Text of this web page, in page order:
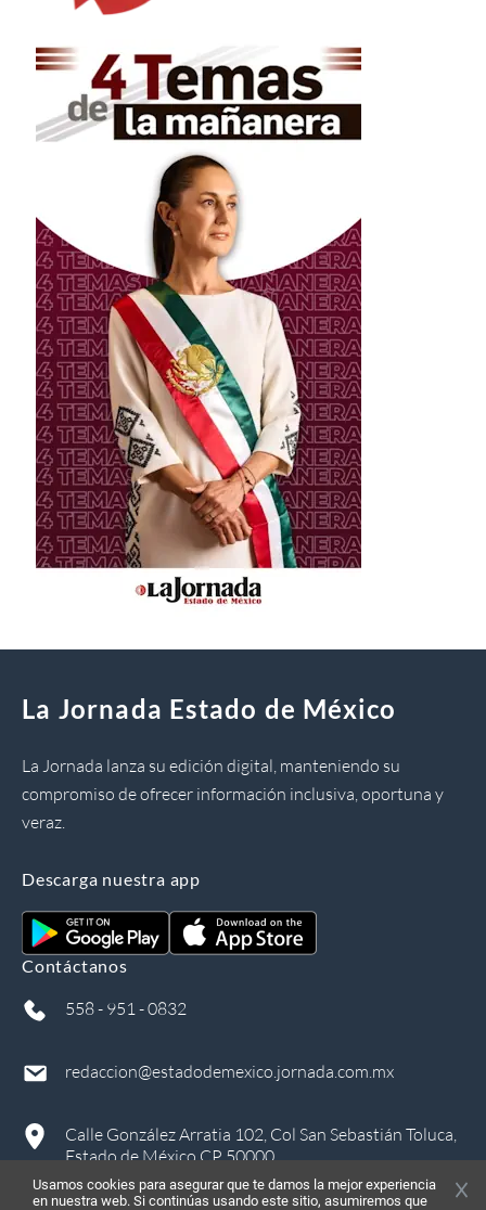
La Jornada Estado de México
La Jornada lanza su edición digital, manteniendo su
compromiso de ofrecer información inclusiva, oportuna y
veraz.
Descarga nuestra app
Contáctanos
558 - 951 - 0832
redaccion@estadodemexico.jornada.com.mx
Calle González Arratia 102, Col San Sebastián Toluca,
Estado de México CP 50000
Usamos cookies para asegurar que te damos la mejor experiencia
en nuestra web. Si continúas usando este sitio, asumiremos que